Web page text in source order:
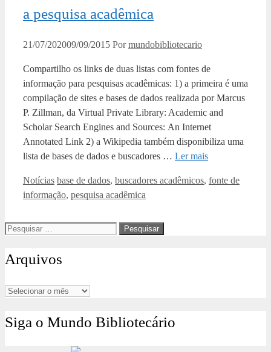
a pesquisa acadêmica
21/07/202009/09/2015 Pormundobibliotecario
Compartilho os links de duas listas com fontes de
informação para pesquisas acadêmicas: 1) a primeira é uma
compilação de sites e bases de dados realizada por Marcus
P. Zillman, da Virtual Private Library: Academic and
Scholar Search Engines and Sources: An Internet
Annotated Link 2) a Wikipedia também disponibiliza uma
lista de bases de dados e buscadores … Ler mais
Categorias
Notícias Tags
base de dados, buscadores acadêmicos, fonte de
informação, pesquisa acadêmica
Pesquisar
Arquivos
Arquivos
Siga o Mundo Bibliotecário